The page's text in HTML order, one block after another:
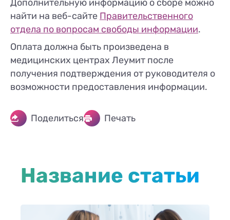
Дополнительную информацию о сборе можно
найти на веб-сайте Правительственного
отдела по вопросам свободы информации.
Оплата должна быть произведена в
медицинских центрах Леумит после
получения подтверждения от руководителя о
возможности предоставления информации.
Поделиться Печать
Название статьи